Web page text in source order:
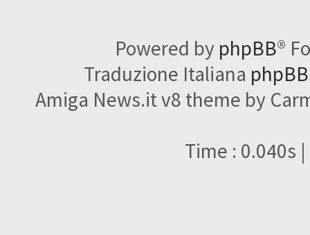
Powered by phpBB®
Traduzione Italiana
Amiga News.it v8 theme by
Time : 0.040s